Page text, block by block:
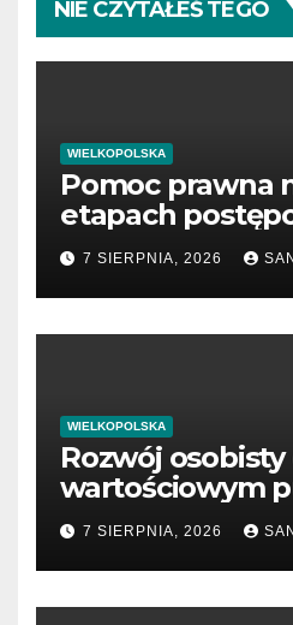
NIE CZYTAŁEŚ TEGO
WIELKOPOLSKA
Pomoc prawna
etapach
7 SIERPNIA, 2026
WIELKOPOLSKA
Rozwój
wartościowym
7 SIERPNIA, 2026